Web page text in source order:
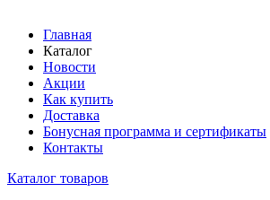
Главная
Каталог
Новости
Акции
Как купить
Доставка
Бонусная программа и сертификаты
Контакты
Каталог товаров